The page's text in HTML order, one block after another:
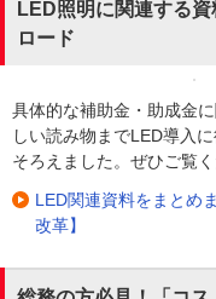
LED照明に関連する
ロード
具体的な補助金・助成金
しい読み物までLED導入
そろえました。ぜひご覧く
LED関連資料をまとめ
改革】